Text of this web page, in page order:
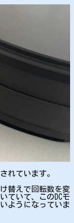
れています。
替えで回転数を変
ていて、このDCモ
ようになっていま